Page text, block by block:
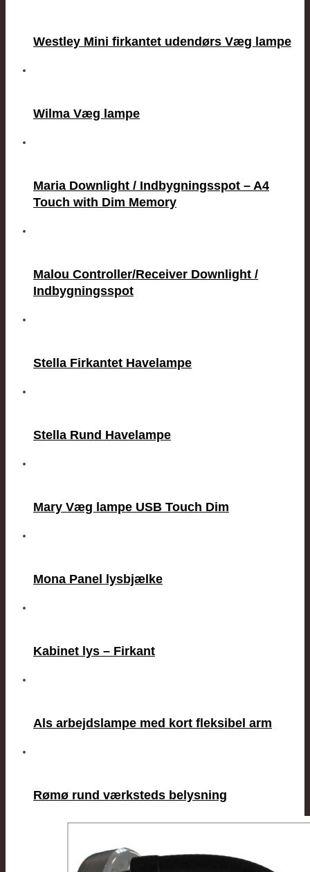
Westley Mini firkantet udendørs Væg lampe
Wilma Væg lampe
Maria Downlight / Indbygningsspot – A4
Touch with Dim Memory
Malou Controller/Receiver Downlight /
Indbygningsspot
Stella Firkantet Havelampe
Stella Rund Havelampe
Mary Væg lampe USB Touch Dim
Mona Panel lysbjælke
Kabinet lys – Firkant
Als arbejdslampe med kort fleksibel arm
Rømø rund værksteds belysning